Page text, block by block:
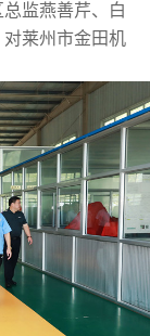
监燕善芹、白
莱州市金田机